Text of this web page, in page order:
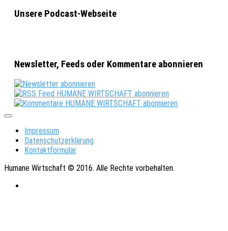
Unsere Podcast-Webseite
Newsletter, Feeds oder Kommentare abonnieren
Impressum
Datenschutzerklärung
Kontaktformular
Humane Wirtschaft © 2016. Alle Rechte vorbehalten.